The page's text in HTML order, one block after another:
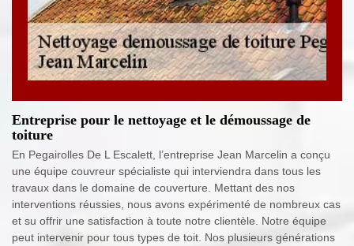
Entreprise pour le nettoyage et le démoussage de
toiture
En Pegairolles De L Escalett, l’entreprise Jean Marcelin a conçu
une équipe couvreur spécialiste qui interviendra dans tous les
travaux dans le domaine de couverture. Mettant des nos
interventions réussies, nous avons expérimenté de nombreux cas
et su offrir une satisfaction à toute notre clientèle. Notre équipe
peut intervenir pour tous types de toit. Nos plusieurs générations